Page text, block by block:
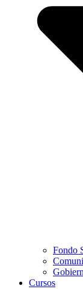
Fondo
Cursos